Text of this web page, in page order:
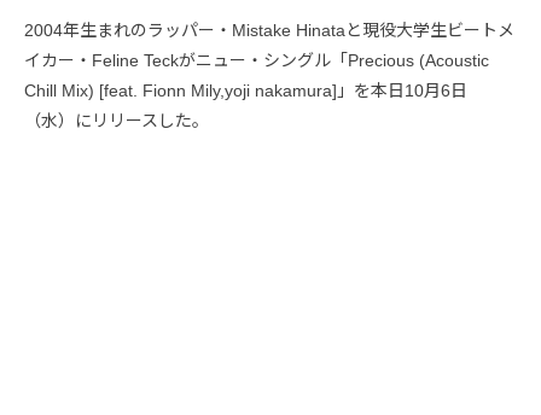
2004年生まれのラッパー・Mistake Hinataと現役大学生ビートメ
イカー・Feline Teckがニュー・シングル「Precious (Acoustic
Chill Mix) [feat. Fionn Mily,yoji nakamura]」を本日10月6日
（水）にリリースした。